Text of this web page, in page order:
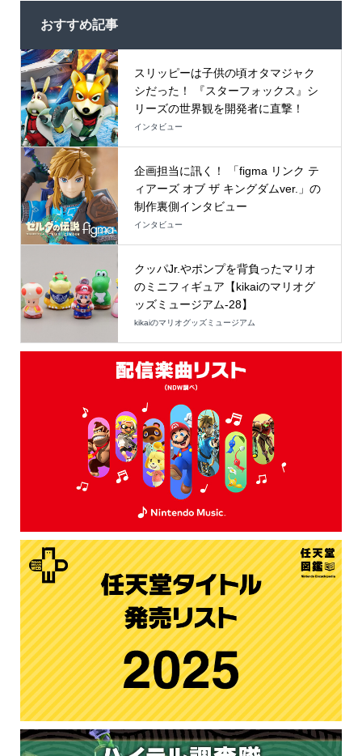
おすすめ記事
スリッピーは子供の頃オタマジャク
シだった！ 『スターフォックス』シ
リーズの世界観を開発者に直撃！
インタビュー
企画担当に訊く！ 「figma リンク テ
ィアーズ オブ ザ キングダムver.」の
制作裏側インタビュー
インタビュー
クッパJr.やポンプを背負ったマリオ
のミニフィギュア【kikaiのマリオグ
ッズミュージアム-28】
kikaiのマリオグッズミュージアム